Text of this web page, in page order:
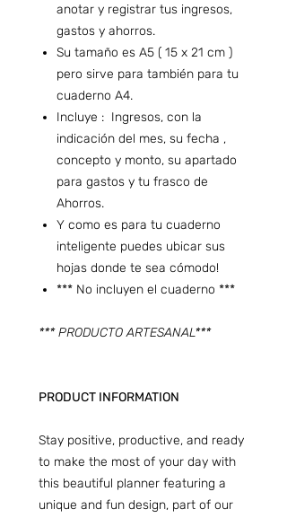
anotar y registrar tus ingresos,
gastos y ahorros.
Su tamaño es A5 ( 15 x 21 cm )
pero sirve para también para tu
cuaderno A4.
Incluye : Ingresos, con la
indicación del mes, su fecha ,
concepto y monto, su apartado
para gastos y tu frasco de
Ahorros.
Y como es para tu cuaderno
inteligente puedes ubicar sus
hojas donde te sea cómodo!
*** No incluyen el cuaderno ***
*** PRODUCTO ARTESANAL***
PRODUCT INFORMATION
Stay positive, productive, and ready
to make the most of your day with
this beautiful planner featuring a
unique and fun design, part of our